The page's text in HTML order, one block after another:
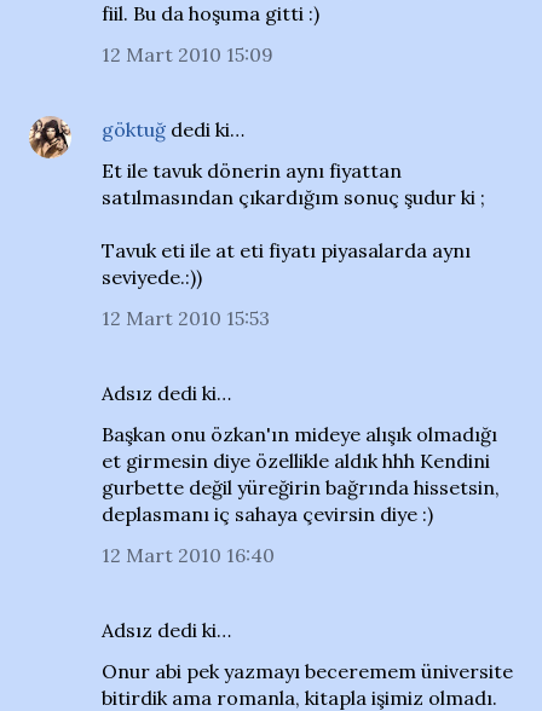
fiil. Bu da hoşuma gitti :)
12 Mart 2010 15:09
göktuğ dedi ki…
Et ile tavuk dönerin aynı fiyattan
satılmasından çıkardığım sonuç şudur ki ;
Tavuk eti ile at eti fiyatı piyasalarda aynı
seviyede.:))
12 Mart 2010 15:53
Adsız dedi ki…
Başkan onu özkan'ın mideye alışık olmadığı
et girmesin diye özellikle aldık hhh Kendini
gurbette değil yüreğirin bağrında hissetsin,
deplasmanı iç sahaya çevirsin diye :)
12 Mart 2010 16:40
Adsız dedi ki…
Onur abi pek yazmayı beceremem üniversite
bitirdik ama romanla, kitapla işimiz olmadı.